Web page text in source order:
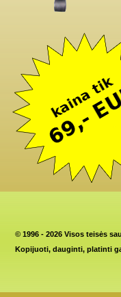
© 1996 - 2026 Visos teisės
Kopijuoti, dauginti, platinti